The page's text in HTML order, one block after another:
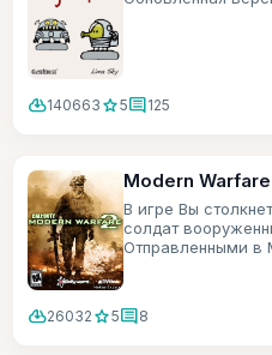
cloud_download140663 star5comment125
Modern
В игре Вы
солдат
Отправленными в
cloud_download26032 star5comment8